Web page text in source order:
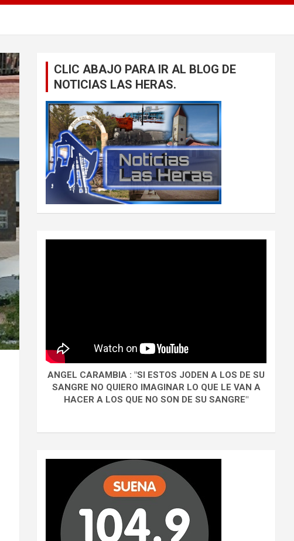
CLIC ABAJO PARA IR AL BLOG DE
NOTICIAS LAS HERAS.
ANGEL CARAMBIA : "SI ESTOS JODEN A LOS DE SU
SANGRE NO QUIERO IMAGINAR LO QUE LE VAN A
HACER A LOS QUE NO SON DE SU SANGRE"